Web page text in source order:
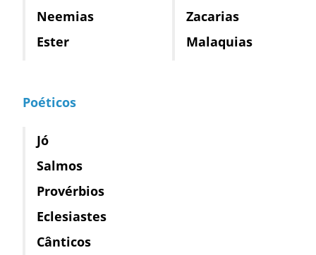
Neemias
Ester
Poéticos
Jó
Salmos
Provérbios
Eclesiastes
Cânticos
Zacarias
Malaquias